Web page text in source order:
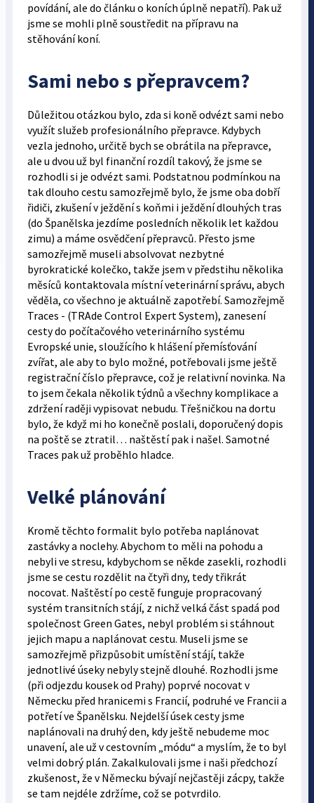
povídání, ale do článku o koních úplně nepatří). Pak už
jsme se mohli plně soustředit na přípravu na
stěhování koní.
Sami nebo s přepravcem?
Důležitou otázkou bylo, zda si koně odvézt sami nebo
využít služeb profesionálního přepravce. Kdybych
vezla jednoho, určitě bych se obrátila na přepravce,
ale u dvou už byl finanční rozdíl takový, že jsme se
rozhodli si je odvézt sami. Podstatnou podmínkou na
tak dlouho cestu samozřejmě bylo, že jsme oba dobří
řidiči, zkušení v ježdění s koňmi i ježdění dlouhých tras
(do Španělska jezdíme posledních několik let každou
zimu) a máme osvědčení přepravců. Přesto jsme
samozřejmě museli absolvovat nezbytné
byrokratické kolečko, takže jsem v předstihu několika
měsíců kontaktovala místní veterinární správu, abych
věděla, co všechno je aktuálně zapotřebí. Samozřejmě
Traces - (TRAde Control Expert System), zanesení
cesty do počítačového veterinárního systému
Evropské unie, sloužícího k hlášení přemísťování
zvířat, ale aby to bylo možné, potřebovali jsme ještě
registrační číslo přepravce, což je relativní novinka. Na
to jsem čekala několik týdnů a všechny komplikace a
zdržení raději vypisovat nebudu. Třešničkou na dortu
bylo, že když mi ho konečně poslali, doporučený dopis
na poště se ztratil… naštěstí pak i našel. Samotné
Traces pak už proběhlo hladce.
Velké plánování
Kromě těchto formalit bylo potřeba naplánovat
zastávky a noclehy. Abychom to měli na pohodu a
nebyli ve stresu, kdybychom se někde zasekli, rozhodli
jsme se cestu rozdělit na čtyři dny, tedy třikrát
nocovat. Naštěstí po cestě funguje propracovaný
systém transitních stájí, z nichž velká část spadá pod
společnost Green Gates, nebyl problém si stáhnout
jejich mapu a naplánovat cestu. Museli jsme se
samozřejmě přizpůsobit umístění stájí, takže
jednotlivé úseky nebyly stejně dlouhé. Rozhodli jsme
(při odjezdu kousek od Prahy) poprvé nocovat v
Německu před hranicemi s Francií, podruhé ve Francii a
potřetí ve Španělsku. Nejdelší úsek cesty jsme
naplánovali na druhý den, kdy ještě nebudeme moc
unavení, ale už v cestovním „módu“ a myslím, že to byl
velmi dobrý plán. Zakalkulovali jsme i naši předchozí
zkušenost, že v Německu bývají nejčastěji zácpy, takže
se tam nejdéle zdržíme, což se potvrdilo.